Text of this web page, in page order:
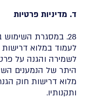
ד. מדיניות פרטיות
28. במסגרת
לעמוד במלוא דרישות
לשמירה והגנה על
היתר של הנמענים
ותקנותיו.